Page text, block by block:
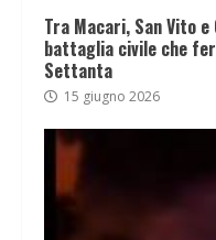
Tra Macari, San Vito
battaglia civile che
Settanta
15 giugno 2026